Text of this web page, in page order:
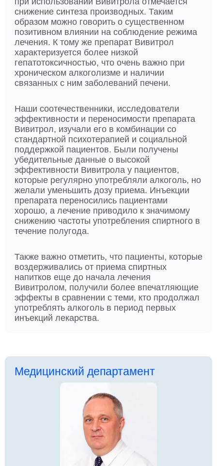
снижение синтеза производных. Таким
образом можно говорить о существенном
позитивном влиянии на соблюдение режима
лечения. К тому же препарат Вивитрол
характеризуется более низкой
гепатотоксичностью, что очень важно при
хроническом алкоголизме и наличии
связанных с ним заболеваний печени.
Наши соотечественники, исследователи
эффективности и переносимости препарата
Вивитрол, изучали его в комбинации со
стандартной психотерапией и социальной
поддержкой пациентов. Были получены
убедительные данные о высокой
эффективности Вивитрола у пациентов,
которые регулярно употребляли алкоголь, но
желали уменьшить дозу приема. Инъекции
препарата переносились пациентами
хорошо, а лечение приводило к значимому
снижению частоты употребления спиртного в
течение полугода.
Также важно отметить, что пациенты, которые
воздерживались от приема спиртных
напитков еще до начала лечения
Вивитролом, получили более впечатляющие
эффекты в сравнении с теми, кто продолжал
употреблять алкоголь в период первых
инъекций лекарства.
Медицинский департамент